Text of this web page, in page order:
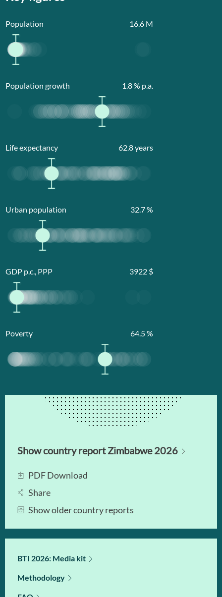
Population 16.6 M
Population growth 1.8% p.a.
Life expectancy 62.8years
Urban population 32.7%
GDP p.c., PPP 3922 $
Poverty 64.5%
Show country report Zimbabwe 2026
PDF Download
Share
Show older country reports
BTI 2026: Media kit
Methodology